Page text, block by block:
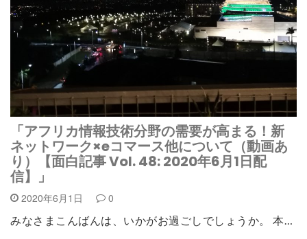
「アフリカ情報技術分野の需要が高まる！新
ネットワーク×eコマース他について（動画あ
り）【面白記事 Vol. 48: 2020年6月1日配
信】」
2020年6月1日 0
みなさまこんばんは、いかがお過ごしでしょうか。 本…